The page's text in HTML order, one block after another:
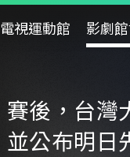
電視運動館 影劇館
賽後，台灣
並公布明日